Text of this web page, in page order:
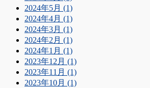
2024年5月 (1)
2024年4月 (1)
2024年3月 (1)
2024年2月 (1)
2024年1月 (1)
2023年12月 (1)
2023年11月 (1)
2023年10月 (1)